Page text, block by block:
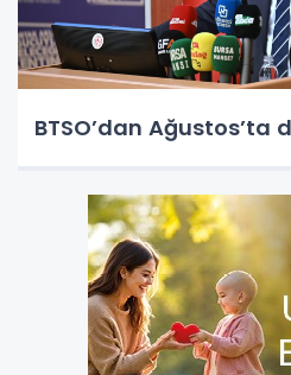
BTSO’dan Ağustos’ta